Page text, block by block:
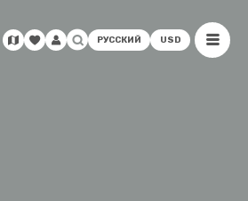
РУССКИЙ USD